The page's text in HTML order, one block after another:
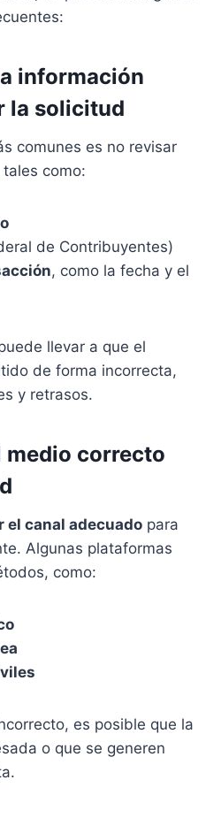
información
la solicitud
comunes es no revisar
como:
de Contribuyentes)
, como la fecha y el
llevar a que el
de forma incorrecta,
y retrasos.
medio correcto
el canal adecuado para
Algunas plataformas
como:
es posible que la
o que se generen